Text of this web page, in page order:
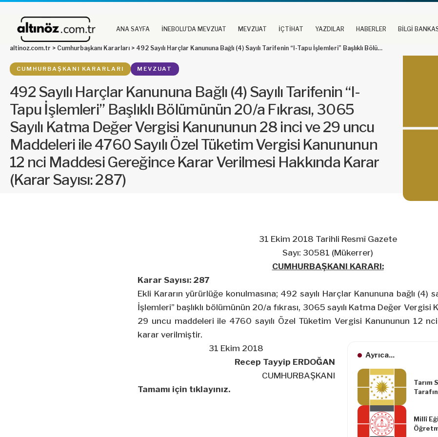
ANA SAYFA İNEBOLU’DA MEVZUAT MEVZUAT İÇTİHAT YAZDILAR HABERLER BİLGİ
altinoz.com.tr > Cumhurbaşkanı Kararları > 492 Sayılı Harçlar Kanununa Bağlı (4) Sayılı Tarifenin “I-Tapu İşlemleri” Başlıklı Bölümünün 20/a Fıkrası, 3065 Sayılı Katma Değer Vergisi Kanununun 28 inci ve 29 uncu Maddeleri ile 4760 Sayılı Özel Tüketim Vergisi Kanununun 12 nci Maddesi Gereğince Karar Verilmesi Hakkında Karar (Karar Sayısı: 287)
CUMHURBAŞKANI KARARLARI MEVZUAT
492 Sayılı Harçlar Kanununa Bağlı (4) Sayılı Tarifenin “I-
Tapu İşlemleri” Başlıklı Bölümünün 20/a Fıkrası, 3065
Sayılı Katma Değer Vergisi Kanununun 28 inci ve 29 uncu
Maddeleri ile 4760 Sayılı Özel Tüketim Vergisi Kanununun
12 nci Maddesi Gereğince Karar Verilmesi Hakkında Karar
(Karar Sayısı: 287)
31 Ekim 2018 Tarihli Resmî Gazete
Sayı: 30581 (Mükerrer)
CUMHURBAŞKANI KARARI:
Karar Sayısı: 287
Ekli Kararın yürürlüğe konulmasına; 492 sayılı Harçlar Kanununa bağlı (4)
İşlemleri” başlıklı bölümünün 20/a fıkrası, 3065 sayılı Katma Değer Vergisi
29 uncu maddeleri ile 4760 sayılı Özel Tüketim Vergisi Kanununun 12
karar verilmiştir.
Ayrıca...
Tarım
Millî
31 Ekim 2018
Recep Tayyip ERDOĞAN
CUMHURBAŞKANI
Tamamı için tıklayınız.